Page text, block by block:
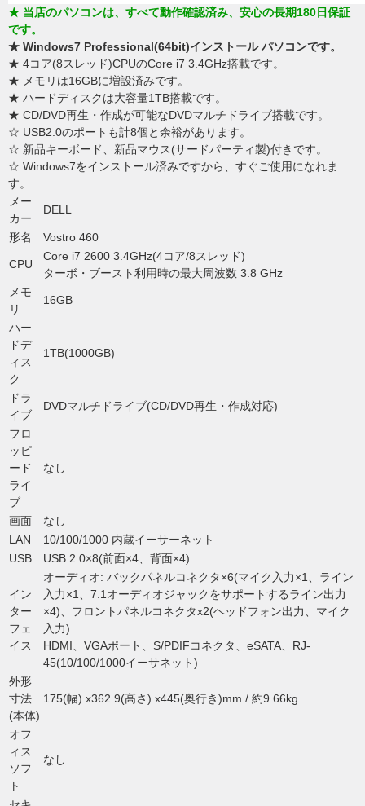
★ 当店のパソコンは、すべて動作確認済み、安心の長期180日保証
です。
★ Windows7 Professional(64bit)インストール パソコンです。
★ 4コア(8スレッド)CPUのCore i7 3.4GHz搭載です。
★ メモリは16GBに増設済みです。
★ ハードディスクは大容量1TB搭載です。
★ CD/DVD再生・作成が可能なDVDマルチドライブ搭載です。
☆ USB2.0のポートも計8個と余裕があります。
☆ 新品キーボード、新品マウス(サードパーティ製)付きです。
☆ Windows7をインストール済みですから、すぐご使用になれま
す。
メー
カー
DELL
形名 Vostro 460
CPU
Core i7 2600 3.4GHz(4コア/8スレッド)
ターボ・ブースト利用時の最大周波数 3.8 GHz
メモ
リ
16GB
ハー
ドデ
ィス
ク
1TB(1000GB)
ドラ
イブ
DVDマルチドライブ(CD/DVD再生・作成対応)
フロ
ッピ
ード
ライ
ブ
なし
画面
なし
LAN
10/100/1000 内蔵イーサーネット
USB
USB 2.0×8(前面×4、背面×4)
イン
ター
フェ
イス
オーディオ: バックパネルコネクタ×6(マイク入力×1、ライン
入力×1、7.1オーディオジャックをサポートするライン出力
×4)、フロントパネルコネクタx2(ヘッドフォン出力、マイク
入力)
HDMI、VGAポート、S/PDIFコネクタ、eSATA、RJ-
45(10/100/1000イーサネット)
外形
寸法
(本体)
175(幅) x362.9(高さ) x445(奥行き)mm / 約9.66kg
オフ
ィス
ソフ
ト
なし